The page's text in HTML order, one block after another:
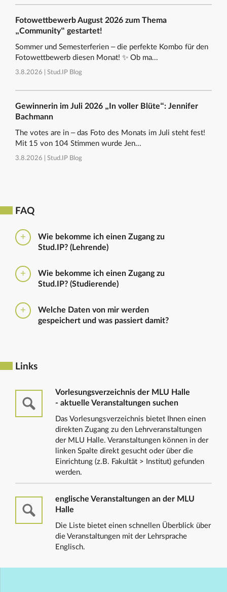
Fotowettbewerb August 2026 zum Thema
„Community“ gestartet!
Sommer und Semesterferien – die perfekte Kombo für den
Fotowettbewerb diesen Monat! ✨ Ob ma...
3.8.2026 | Stud.IP Blog
Gewinnerin im Juli 2026 „In voller Blüte“: Jennifer
Bachmann
The votes are in – das Foto des Monats im Juli steht fest!
Mit 15 von 104 Stimmen wurde Jen...
3.8.2026 | Stud.IP Blog
FAQ
Wie bekomme ich einen Zugang zu
Stud.IP? (Lehrende)
folgendenFormularHaben Sie bereits eine
universitäre E-Mail-Adresse, reicht ein formloser
nicht die Einrichtung zu nennen in die Sie
eingetragen werden sollen.
Wie bekomme ich einen Zugang zu
Stud.IP? (Studierende)
Nutzerkennzeichen und dem Passwort, das ihr mit
euren Immatrikulationsunterlagen erhalten habt. Das
Welche Daten von mir werden
gespeichert und was passiert damit?
Links
Vorlesungsverzeichnis der MLU Halle
- aktuelle Veranstaltungen suchen
Das Vorlesungsverzeichnis bietet Ihnen einen
direkten Zugang zu den Lehrveranstaltungen
der MLU Halle. Veranstaltungen können in der
linken Spalte direkt gesucht oder über die
Einrichtung (z.B. Fakultät > Institut) gefunden
werden.
englische Veranstaltungen an der MLU
Halle
Die Liste bietet einen schnellen Überblick über
die Veranstaltungen mit der Lehrsprache
Englisch.